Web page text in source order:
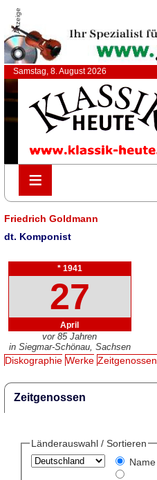
Anzeige
Samstag, 8. August 2026
≡
≡
Friedrich Goldmann
dt. Komponist
* 1941
27
April
vor 85 Jahren
in Siegmar-Schönau, Sachsen
Diskographie Werke Zeitgenossen
Zeitgenossen
Länderauswahl / Sortieren
Name